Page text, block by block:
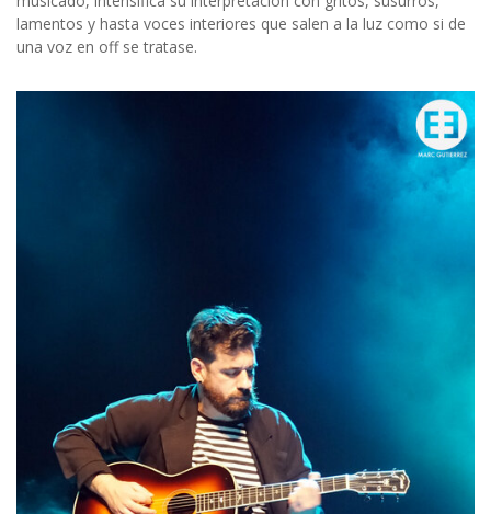
lamentos y hasta voces interiores que salen a la luz como si de
una voz en off se tratase.